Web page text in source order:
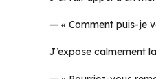
— « Comment puis-je
J’expose calmement